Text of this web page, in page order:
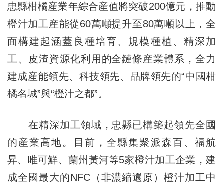
忠縣柑橘産業年綜合産值將突破200億元，推動
橙汁加工産能從60萬噸提升至80萬噸以上，全
面構建起涵蓋良種培育、規模種植、精深加
工、皮渣資源化利用的全鏈條産業體系，全力
建成産能領先、科技領先、品牌領先的“中國柑
橘名城”與“橙汁之都”。
在精深加工領域，忠縣已構築起領先全國
的産業高地。目前，全縣集聚派森百、福航
昇、唯可鮮、蘭州黃河等5家橙汁加工企業，建
成全國最大的NFC（非濃縮還原）橙汁加工中